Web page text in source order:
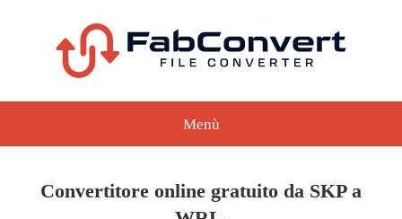
Menù
Convertitore online gratuito da SKP a